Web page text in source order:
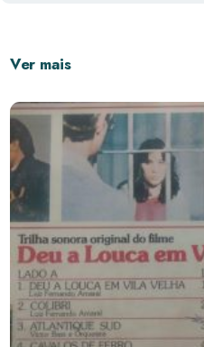
Ver mais